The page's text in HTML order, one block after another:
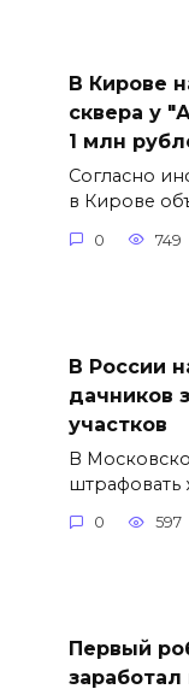
В Кирове
сквера у
1 млн
Согласно
в Кирове
0 749
В России
дачников
участков
В
штрафовать
0 597
Первый